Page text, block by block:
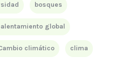
bosques
global
climático clima